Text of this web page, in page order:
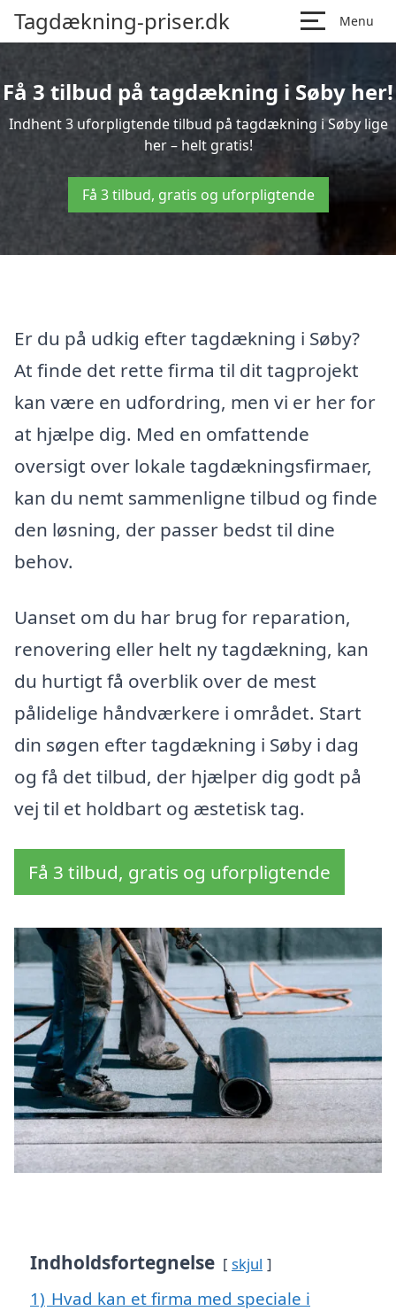
Tagdækning-priser.dk Menu
Få 3 tilbud på tagdækning i Søby her!
Indhent 3 uforpligtende tilbud på tagdækning i Søby lige
her – helt gratis!
Få 3 tilbud, gratis og uforpligtende
Er du på udkig efter tagdækning i Søby?
At finde det rette firma til dit tagprojekt
kan være en udfordring, men vi er her for
at hjælpe dig. Med en omfattende
oversigt over lokale tagdækningsfirmaer,
kan du nemt sammenligne tilbud og finde
den løsning, der passer bedst til dine
behov.
Uanset om du har brug for reparation,
renovering eller helt ny tagdækning, kan
du hurtigt få overblik over de mest
pålidelige håndværkere i området. Start
din søgen efter tagdækning i Søby i dag
og få det tilbud, der hjælper dig godt på
vej til et holdbart og æstetisk tag.
Få 3 tilbud, gratis og uforpligtende
Indholdsfortegnelse skjul
1) Hvad kan et firma med speciale i